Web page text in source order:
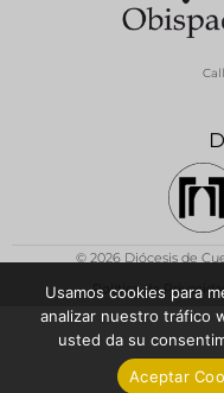
© 2026 Diócesis de
Política de
Usamos cookies para
analizar nuestro tráfico
usted da su
Aceptar